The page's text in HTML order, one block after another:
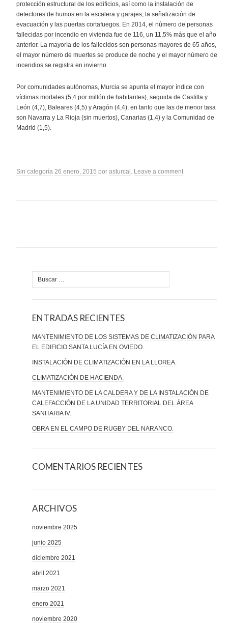
protección estructural de los edificios, así como la instalación de
detectores de humos en la escalera y garajes, la señalización de
evacuación y las puertas cortafuegos. En 2014, el número de personas
fallecidas por incendio en vivienda fue de 116, un 11,5% más que el año
anterior. La mayoría de los fallecidos son personas mayores de 65 años,
el mayor número de muertes se produce de noche y el mayor número de
incendios se registra en invierno.
Por comunidades autónomas, Murcia se apunta el mayor índice con
víctimas mortales (5,4 por millón de habitantes), seguida de Castilla y
León (4,7), Baleares (4,5) y Aragón (4,4), en tanto que las de menor tasa
son Navarra y La Rioja (sin muertos), Canarias (1,4) y la Comunidad de
Madrid (1,5).
Sin categoría 26 enero, 2015 porasturcal . Leave a comment
Buscar:
ENTRADAS RECIENTES
MANTENIMIENTO DE LOS SISTEMAS DE CLIMATIZACIÓN PARA
EL EDIFICIO SANTA LUCÍA EN OVIEDO.
INSTALACIÓN DE CLIMATIZACIÓN EN LA LLOREA.
CLIMATIZACIÓN DE HACIENDA.
MANTENIMIENTO DE LA CALDERA Y DE LA INSTALACIÓN DE
CALEFACCIÓN DE LA UNIDAD TERRITORIAL DEL ÁREA
SANITARIA IV.
OBRA EN EL CAMPO DE RUGBY DEL NARANCO.
COMENTARIOS RECIENTES
ARCHIVOS
noviembre 2025
junio 2025
diciembre 2021
abril 2021
marzo 2021
enero 2021
noviembre 2020